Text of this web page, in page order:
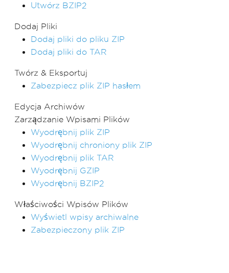
Utwórz BZIP2
Dodaj Pliki
Dodaj pliki do pliku ZIP
Dodaj pliki do TAR
Twórz & Eksportuj
Zabezpiecz plik ZIP hasłem
Edycja Archiwów
Zarządzanie Wpisami Plików
Wyodrębnij plik ZIP
Wyodrębnij chroniony plik ZIP
Wyodrębnij plik TAR
Wyodrębnij GZIP
Wyodrębnij BZIP2
Właściwości Wpisów Plików
Wyświetl wpisy archiwalne
Zabezpieczony plik ZIP